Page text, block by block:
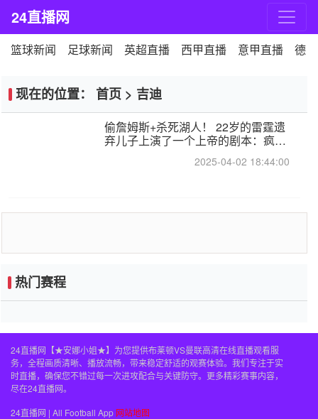
24直播网
篮球新闻 足球新闻 英超直播 西甲直播 意甲直播 德
现在的位置： 首页 > 吉迪
偷詹姆斯+杀死湖人！ 22岁的雷霆遗
弃儿子上演了一个上帝的剧本：疯狂
2025-04-02 18:44:00
热门赛程
24直播网【★安娜小姐★】为您提供布莱顿VS曼联高清在线直播观看服
务，全程画质清晰、播放流畅，带来稳定舒适的观赛体验。我们专注于实
时直播，确保您不错过每一次进攻配合与关键防守。更多精彩赛事内容，
尽在24直播网。
24直播网 | All Football App 网站地图